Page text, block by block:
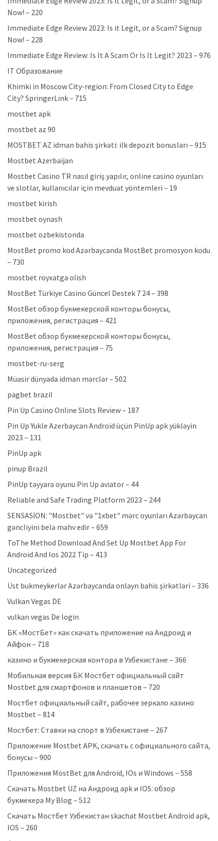
Now! – 220
Immediate Edge Review 2023: Is it Legit, or a Scam? Signup
Now! – 228
Immediate Edge Review: Is It A Scam Or Is It Legit? 2023 – 976
IT Образование
Khimki in Moscow City-region: From Closed City to Edge
City? SpringerLink – 715
mostbet apk
mostbet az 90
MOSTBET AZ idman bahis şirkəti: ilk depozit bonusları – 915
Mostbet Azerbaijan
Mostbet Casino TR nasıl giriş yapılır, online casino oyunları
ve slotlar, kullanıcılar için mevduat yöntemleri – 19
mostbet kirish
mostbet oynash
mostbet ozbekistonda
MostBet promo kod Azərbaycanda MostBet promosyon kodu
– 730
mostbet royxatga olish
MostBet Türkiye Casino Güncel Destek 7 24 – 398
MostBet обзор букмекерской конторы бонусы,
приложения, регистрация – 421
MostBet обзор букмекерской конторы бонусы,
приложения, регистрация – 75
mostbet-ru-serg
Müasir dünyada idman mərclər – 502
pagbet brazil
Pin Up Casino Online Slots Review – 187
Pin Up Yukle Azerbaycan Android üçün PinUp apk yükləyin
2023 – 131
PinUp apk
pinup Brazil
PinUp təyyarə oyunu Pin Up aviator – 44
Reliable and Safe Trading Platform 2023 – 244
SENSASİON: "Mostbet" və "1xbet" mərc oyunları Azərbaycan
gəncliyini belə məhv edir – 659
ToThe Method Download And Set Up Mostbet App For
Android And Ios 2022 Tip – 413
Uncategorized
Üst bukmeykerlər Azərbaycanda onlayn bahis şirkətləri – 336
Vulkan Vegas DE
vulkan vegas De login
БК «МостБет» как скачать приложение на Андроид и
Айфон – 718
казино и букмекерская контора в Узбекистане – 366
Мобильная версия БК Мостбет официальный сайт
Mostbet для смартфонов и планшетов – 720
Мостбет официальный сайт, рабочее зеркало казино
Mostbet – 814
Мостбет: Ставки на спорт в Узбекистане – 267
Приложение Mostbet APK, скачать с официального сайта,
бонусы – 900
Приложения MostBet для Android, IOs и Windows – 558
Скачать Mostbet UZ на Андроид apk и IOS: обзор
букмекера My Blog – 512
Скачать Мостбет Узбекистан skachat Mostbet Android apk,
IOS – 260